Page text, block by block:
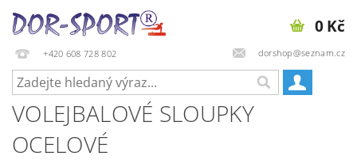
+420 608 728 802 dorshop@seznam.cz
0 Kč
VOLEJBALOVÉ SLOUPKY
OCELOVÉ